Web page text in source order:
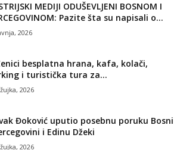
MEDIJI ODUŠEVLJENI BOSNOM I
Pazite šta su napisali o...
2026
besplatna hrana, kafa, kolači,
i turistička tura za...
2026
Đoković uputio posebnu poruku Bosni
i Edinu Džeki
2026